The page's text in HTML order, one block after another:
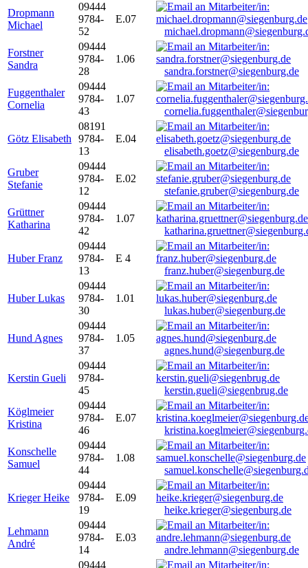
Dropmann
Michael
09444
9784-
52
E.07
Forstner
Sandra
09444
9784-
28
1.06
sandra.forstner@siegenburg.de
Fuggenthaler
Cornelia
09444
9784-
43
1.07
Götz Elisabeth
08191
9784-
13
E.04
elisabeth.goetz@siegenburg.de
Gruber
Stefanie
09444
9784-
12
E.02
stefanie.gruber@siegenburg.de
Grüttner
Katharina
09444
9784-
42
1.07
Huber Franz
09444
9784-
13
E 4
franz.huber@siegenburg.de
Huber Lukas
09444
9784-
30
1.01
lukas.huber@siegenburg.de
Hund Agnes
09444
9784-
37
1.05
agnes.hund@siegenburg.de
Kerstin Gueli
09444
9784-
45
kerstin.gueli@siegenbrug.de
Köglmeier
Kristina
09444
9784-
46
E.07
Konschelle
Samuel
09444
9784-
44
1.08
Krieger Heike
09444
9784-
19
E.09
heike.krieger@siegenburg.de
Lehmann
André
09444
9784-
14
E.03
andre.lehmann@siegenburg.de
09444